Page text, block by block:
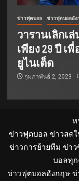
ข่าวฟุตบอล ข่าวฟุตบอลอัง
วารานเลิกเ
เพียง 29 ปี เ
ยูไนเต็ด
กุมภาพันธ์ 2, 2023
ห
ข่าวฟุตบอล ข่าวสดใ
ข่าวการย้ายทีม ข่า
บอลทุก
ข่าวฟุตบอลอังกฤษ